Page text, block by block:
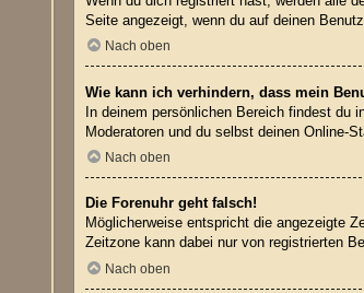
Seite angezeigt, wenn du auf deinen
Nach oben
Wie kann ich verhindern, dass mein
In deinem persönlichen Bereich findest du
Moderatoren und du selbst deinen Online-
Nach oben
Die Forenuhr geht falsch!
Möglicherweise entspricht die angezeigte
Zeitzone kann dabei nur von registrierten
Nach oben